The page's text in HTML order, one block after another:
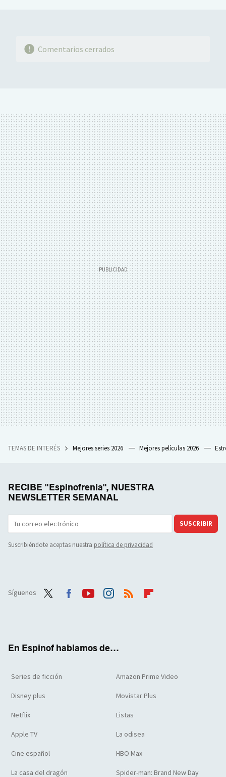
Comentarios cerrados
TEMAS DE INTERÉS Mejores series 2026 Mejores películas 2026
RECIBE "Espinofrenia", NUESTRA
NEWSLETTER SEMANAL
SUSCRIBIR
Suscribiéndote aceptas nuestra política de privacidad
Síguenos
En Espinof hablamos de...
Series de ficción Amazon Prime Video
Disney plus Movistar Plus
Netflix Listas
Apple TV La odisea
Cine español HBO Max
La casa del dragón Spider-man: Brand New Day